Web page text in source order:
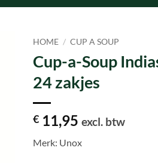
HOME / CUP A SOUP
Cup-a-Soup
24 zakjes
€ 11,95 excl. btw
Merk: Unox